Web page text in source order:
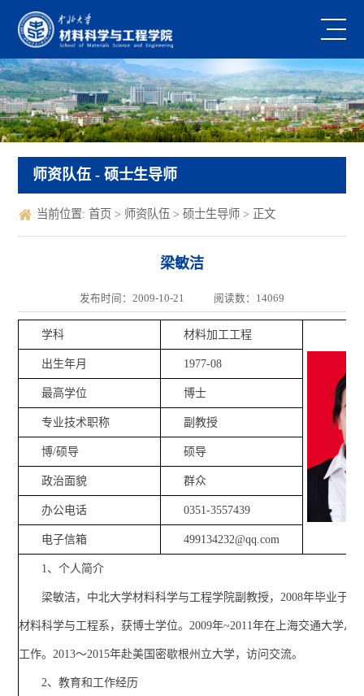
师资队伍 - 硕士生导师
当前位置: 首页 > 师资队伍 > 硕士生导师 > 正文
梁敏洁
发布时间：2009-10-21 阅读数： 14069
学科 材料加工工程
出生年月 1977-08
最高学位 博士
专业技术职称 副教授
博/硕导 硕导
政治面貌 群众
办公电话 0351-3557439
电子信箱 499134232@qq.com
1、个人简介
梁敏洁，中北大学材料科学与工程学院副教授，2008年毕业于西
材料科学与工程系，获博士学位。2009年~2011年在上海交通大学从
工作。2013～2015年赴美国密歇根州立大学，访问交流。
2、教育和工作经历